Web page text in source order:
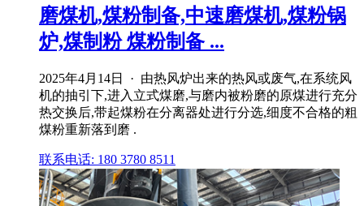
磨煤机,煤粉制备,中速磨煤机,煤粉锅
炉,煤制粉 煤粉制备 ...
2025年4月14日 · 由热风炉出来的热风或废气,在系统风
机的抽引下,进入立式煤磨,与磨内被粉磨的原煤进行充分
热交换后,带起煤粉在分离器处进行分选,细度不合格的粗
煤粉重新落到磨 .
联系电话: 180 3780 8511